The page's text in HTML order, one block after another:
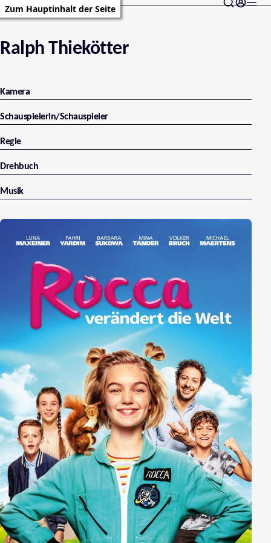
Zum Hauptinhalt der Seite
Ralph Thiekötter
Kamera
Schauspielerin/Schauspieler
Regie
Drehbuch
Musik